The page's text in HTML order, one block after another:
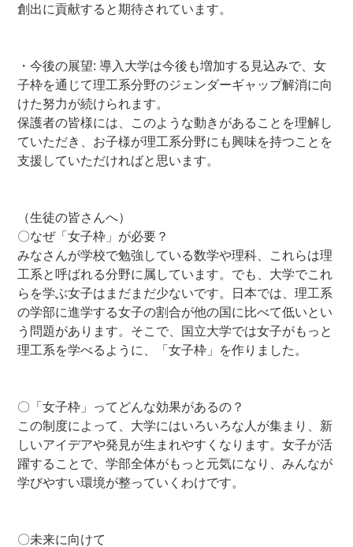
創出に貢献すると期待されています。
・今後の展望: 導入大学は今後も増加する見込みで、女
子枠を通じて理工系分野のジェンダーギャップ解消に向
けた努力が続けられます。
保護者の皆様には、このような動きがあることを理解し
ていただき、お子様が理工系分野にも興味を持つことを
支援していただければと思います。
（生徒の皆さんへ）
〇なぜ「女子枠」が必要？
みなさんが学校で勉強している数学や理科、これらは理
工系と呼ばれる分野に属しています。でも、大学でこれ
らを学ぶ女子はまだまだ少ないです。日本では、理工系
の学部に進学する女子の割合が他の国に比べて低いとい
う問題があります。そこで、国立大学では女子がもっと
理工系を学べるように、「女子枠」を作りました。
〇「女子枠」ってどんな効果があるの？
この制度によって、大学にはいろいろな人が集まり、新
しいアイデアや発見が生まれやすくなります。女子が活
躍することで、学部全体がもっと元気になり、みんなが
学びやすい環境が整っていくわけです。
〇未来に向けて